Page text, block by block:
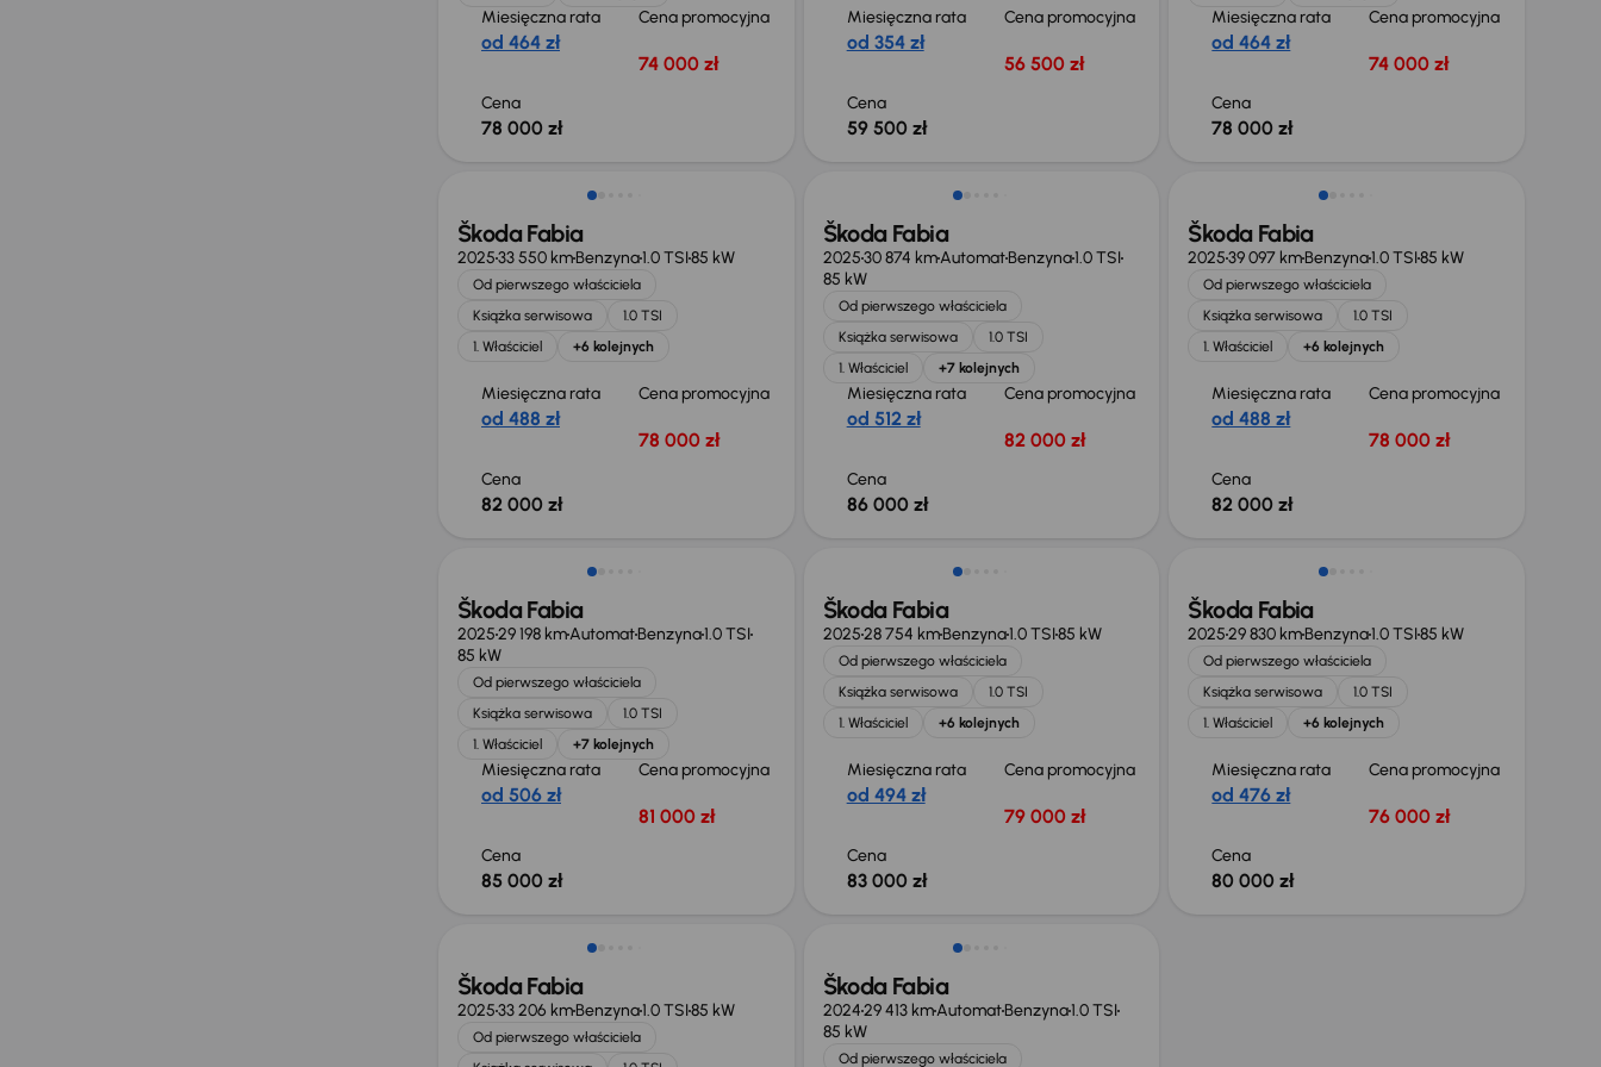
Miesięczna rata
od 464 zł
Cena promocyjna
74 000 zł
Cena
78 000 zł
Miesięczna rata
od 354 zł
Cena promocyjna
56 500 zł
Cena
59 500 zł
Miesięczna rata
od 464 zł
Cena promocyjna
74 000 zł
Cena
78 000 zł
Świeżo skupione
Škoda Fabia
202533 550 kmBenzyna1.0 TSI85 kW
Od pierwszego właściciela
Książka serwisowa
1.0 TSI
1. Właściciel
+6 kolejnych
Miesięczna rata
od 488 zł
Cena promocyjna
78 000 zł
Cena
82 000 zł
Świeżo skupione
Škoda Fabia
202530 874 kmAutomatBenzyna1.0 TSI
85 kW
Od pierwszego właściciela
Książka serwisowa
1.0 TSI
1. Właściciel
+7 kolejnych
Miesięczna rata
od 512 zł
Cena promocyjna
82 000 zł
Cena
86 000 zł
Możliwość odliczenia VAT
Škoda Fabia
202539 097 kmBenzyna1.0 TSI85 kW
Od pierwszego właściciela
Książka serwisowa
1.0 TSI
1. Właściciel
+6 kolejnych
Miesięczna rata
od 488 zł
Cena promocyjna
78 000 zł
Cena
82 000 zł
Od nowego taniej o 10 800 zł
Škoda Fabia
202529 198 kmAutomatBenzyna1.0 TSI
85 kW
Od pierwszego właściciela
Książka serwisowa
1.0 TSI
1. Właściciel
+7 kolejnych
Miesięczna rata
od 506 zł
Cena promocyjna
81 000 zł
Cena
85 000 zł
Świeżo skupione
Škoda Fabia
202528 754 kmBenzyna1.0 TSI85 kW
Od pierwszego właściciela
Książka serwisowa
1.0 TSI
1. Właściciel
+6 kolejnych
Miesięczna rata
od 494 zł
Cena promocyjna
79 000 zł
Cena
83 000 zł
Od nowego taniej o 13 600 zł
Škoda Fabia
202529 830 kmBenzyna1.0 TSI85 kW
Od pierwszego właściciela
Książka serwisowa
1.0 TSI
1. Właściciel
+6 kolejnych
Miesięczna rata
od 476 zł
Cena promocyjna
76 000 zł
Cena
80 000 zł
Możliwość odliczenia VAT
Škoda Fabia
202533 206 kmBenzyna1.0 TSI85 kW
Od pierwszego właściciela
Od nowego taniej o 10 700 zł
Škoda Fabia
202429 413 kmAutomatBenzyna1.0 TSI
85 kW
Od pierwszego właściciela